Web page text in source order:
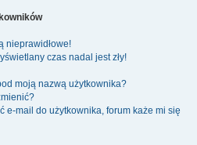
nieprawidłowe!
czas nadal jest zły!
moją nazwą użytkownika?
e-mail do użytkownika, forum każe mi się